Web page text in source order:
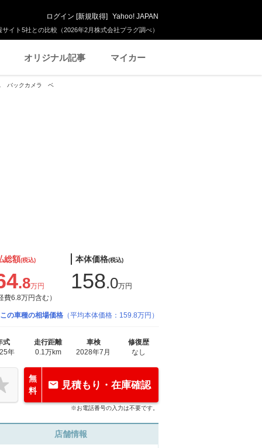
イト5社との比較（2026年2月株式会社プラグ調べ）
ログイン [新規取得] Yahoo! JAPAN
オリジナル記事 マイカー
バックカメラ ベ
総額(税込)
.8万円
費6.8万円含む）
本体価格(税込)
158.0万円
この車種の相場価格 （平均本体価格：159.8万円）
式
年
走行距離
0.1万km
車検
2028年7月
修復歴
なし
無
料
見積もり・在庫確認
※お電話番号の入力は不要です。
店舗情報